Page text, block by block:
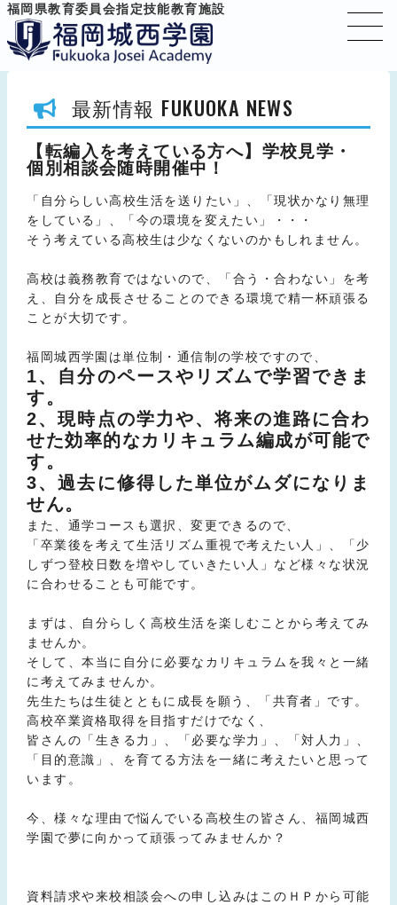
福岡県教育委員会指定技能教育施設
最新情報 FUKUOKA NEWS
【転編入を考えている方へ】学校見学・
個別相談会随時開催中！
「自分らしい高校生活を送りたい」、「現状かなり無理
をしている」、「今の環境を変えたい」・・・
そう考えている高校生は少なくないのかもしれません。
高校は義務教育ではないので、「合う・合わない」を考
え、自分を成長させることのできる環境で精一杯頑張る
ことが大切です。
福岡城西学園は単位制・通信制の学校ですので、
1、自分のペースやリズムで学習できま
す。
2、現時点の学力や、将来の進路に合わ
せた効率的なカリキュラム編成が可能で
す。
3、過去に修得した単位がムダになりま
せん。
また、通学コースも選択、変更できるので、
「卒業後を考えて生活リズム重視で考えたい人」、「少
しずつ登校日数を増やしていきたい人」など様々な状況
に合わせることも可能です。
まずは、自分らしく高校生活を楽しむことから考えてみ
ませんか。
そして、本当に自分に必要なカリキュラムを我々と一緒
に考えてみませんか。
先生たちは生徒とともに成長を願う、「共育者」です。
高校卒業資格取得を目指すだけでなく、
皆さんの「生きる力」、「必要な学力」、「対人力」、
「目的意識」、を育てる方法を一緒に考えたいと思って
います。
今、様々な理由で悩んでいる高校生の皆さん、福岡城西
学園で夢に向かって頑張ってみませんか？
資料請求や来校相談会への申し込みはこのＨＰから可能